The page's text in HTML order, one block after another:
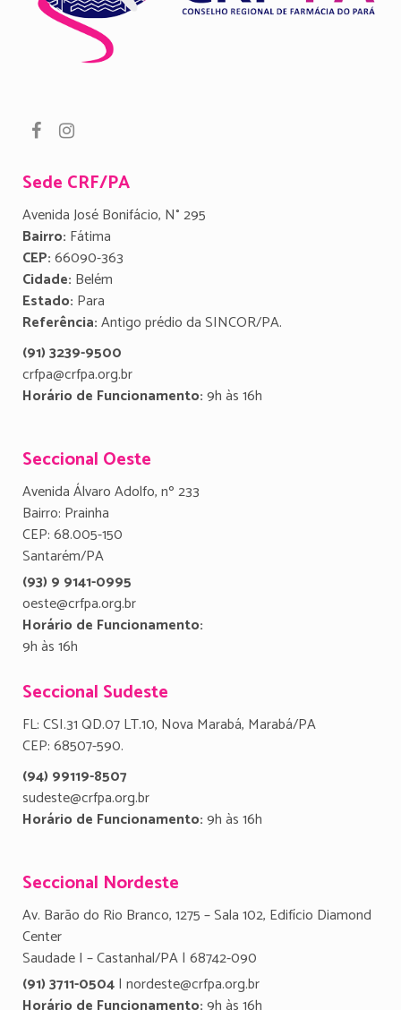
Sede CRF/PA
Avenida José Bonifácio, N° 295
Bairro: Fátima
CEP:66090-363
Cidade: Belém
Estado: Para
Referência:Antigo prédio da SINCOR/PA.
(91) 3239-9500
crfpa@crfpa.org.br
Horário de Funcionamento:9h às 16h
Seccional Oeste
Avenida Álvaro Adolfo, nº 233
Bairro: Prainha
CEP: 68.005-150
Santarém/PA
(93) 9 9141-0995
oeste@crfpa.org.br
Horário de Funcionamento:
9h às 16h
Seccional Sudeste
FL: CSI.31 QD.07 LT.10, Nova Marabá, Marabá/PA
CEP: 68507-590.
(94) 99119-8507
sudeste@crfpa.org.br
Horário de Funcionamento:9h às 16h
Seccional Nordeste
Av. Barão do Rio Branco, 1275 – Sala 102, Edifício Diamond
Center
Saudade I – Castanhal/PA | 68742-090
(91) 3711-0504| nordeste@crfpa.org.br